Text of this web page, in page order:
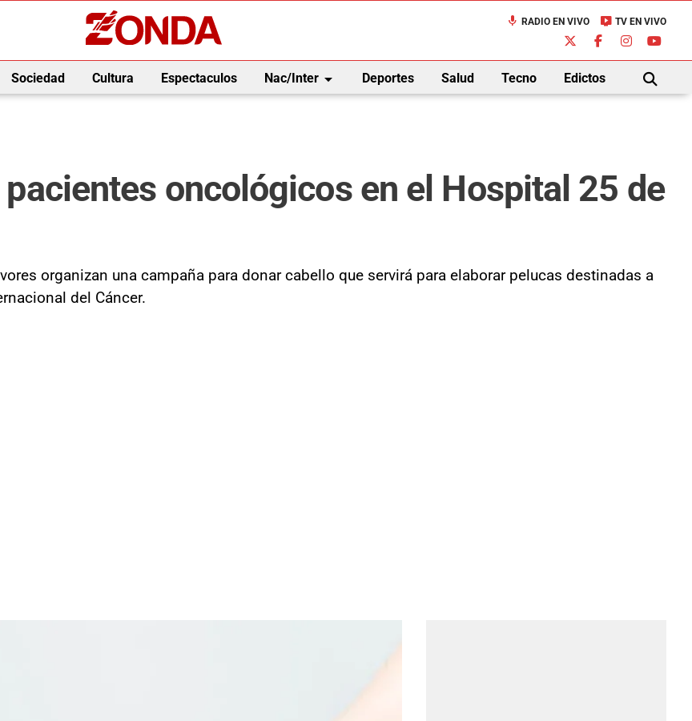
mic RADIO EN VIVO live_tv TV EN VIVO
Sociedad Cultura Espectaculos Nac/Interarrow_drop_down Deportes Salud Tecno Edictos
BUSCAR
oncológicos en el Hospital 25 de
organizan una campaña para donar cabello que servirá para elaborar pelucas destinadas a
del Cáncer.